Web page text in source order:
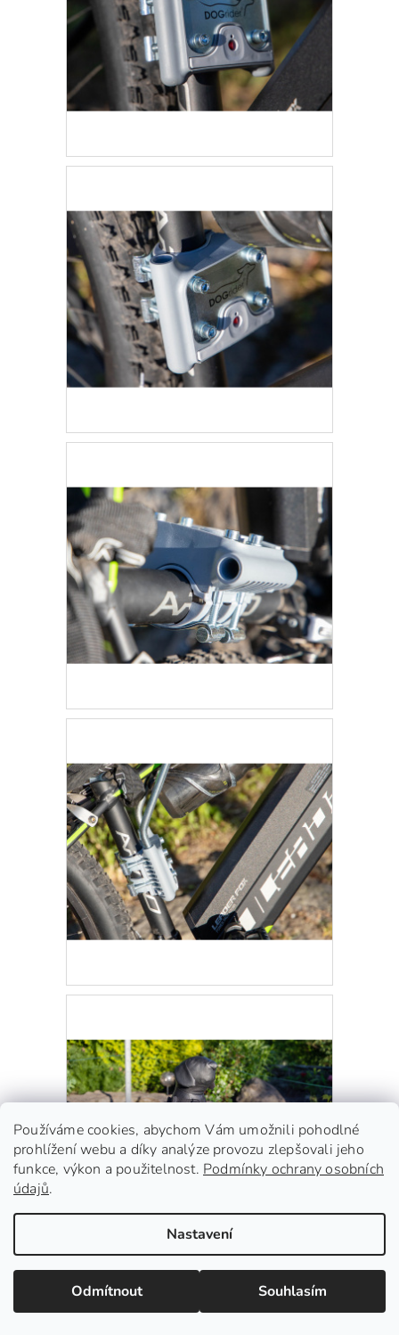
Používáme cookies, abychom Vám umožnili pohodlné
prohlížení webu a díky analýze provozu zlepšovali jeho
funkce, výkon a použitelnost. Podmínky ochrany osobních
údajů.
Nastavení
Odmítnout Souhlasím
Specifikace a rozměry